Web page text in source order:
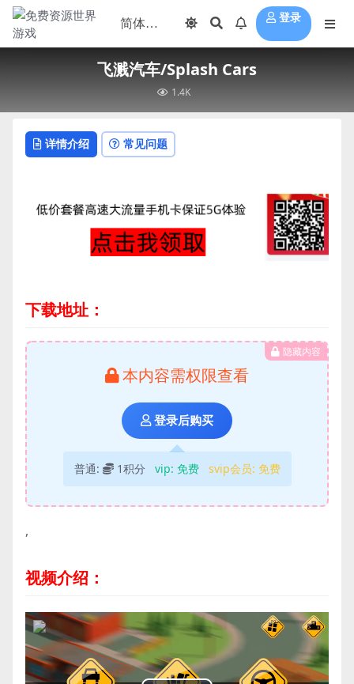
登录
飞溅汽车/Splash Cars
1.4K
详情介绍 常见问题
下载地址：
隐藏内容
本内容需权限查看
登录后购买
普通: 1积分 vip: 免费 svip会员: 免费
,
视频介绍：